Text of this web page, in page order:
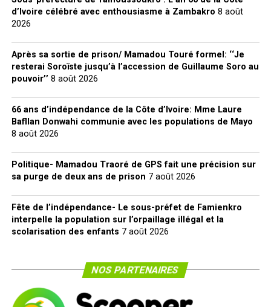
d’Ivoire célébré avec enthousiasme à Zambakro 8 août
2026
Après sa sortie de prison/ Mamadou Touré formel: ‘‘Je
resterai Soroïste jusqu’à l’accession de Guillaume Soro au
pouvoir’’ 8 août 2026
66 ans d’indépendance de la Côte d’Ivoire: Mme Laure
Bafllan Donwahi communie avec les populations de Mayo
8 août 2026
Politique- Mamadou Traoré de GPS fait une précision sur
sa purge de deux ans de prison 7 août 2026
Fête de l’indépendance- Le sous-préfet de Famienkro
interpelle la population sur l’orpaillage illégal et la
scolarisation des enfants 7 août 2026
NOS PARTENAIRES